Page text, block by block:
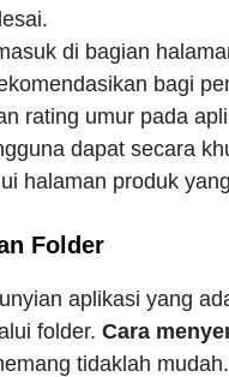
di bagian
bagi
rating umur pada
dapat secara
halaman produk
Folder
aplikasi yang
folder. Cara
tidaklah